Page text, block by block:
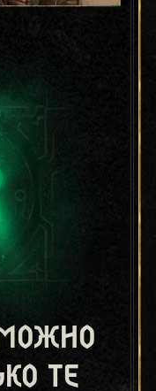
можно
те